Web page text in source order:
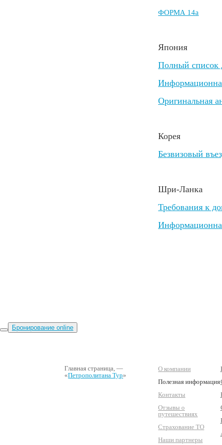
ФОРМА 14a
Япония
Полный список
Оригинальная
Корея
Безвизовый
Шри-Ланка
Требования к
Главная страница, —
«Петрополитана Тур»
О компании
Полезная информация
Контакты
Отзывы о
путешествиях
Страхование ТО
Наши партнеры
Бронирование online